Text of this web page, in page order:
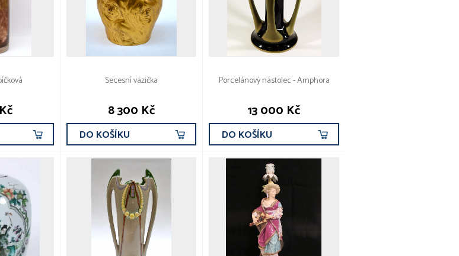
Secesní vázička
8 300 Kč
DO KOŠÍKU
Porcelánový nástolec - Amphora
13 000 Kč
DO KOŠÍKU